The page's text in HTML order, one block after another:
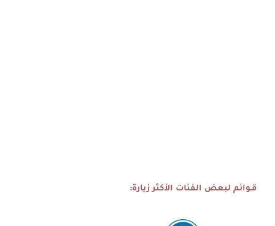
قـوائم لبعض الفئات الأكثر زيارة: